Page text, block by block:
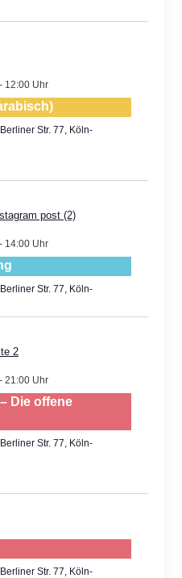
12:00
Berliner Str. 77, Köln-
14:00
Berliner Str. 77, Köln-
21:00
Die offene
Berliner Str. 77, Köln-
Berliner Str. 77, Köln-